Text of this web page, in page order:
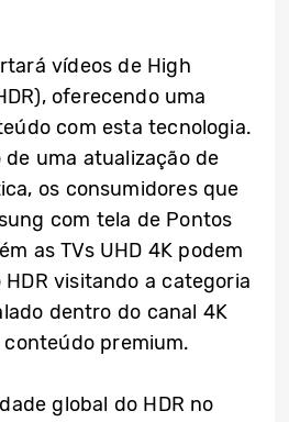
vídeos de High
oferecendo uma
com esta tecnologia.
uma atualização de
os consumidores que
com tela de Pontos
as TVs UHD 4K podem
visitando a categoria
dentro do canal 4K
premium.
global do HDR no